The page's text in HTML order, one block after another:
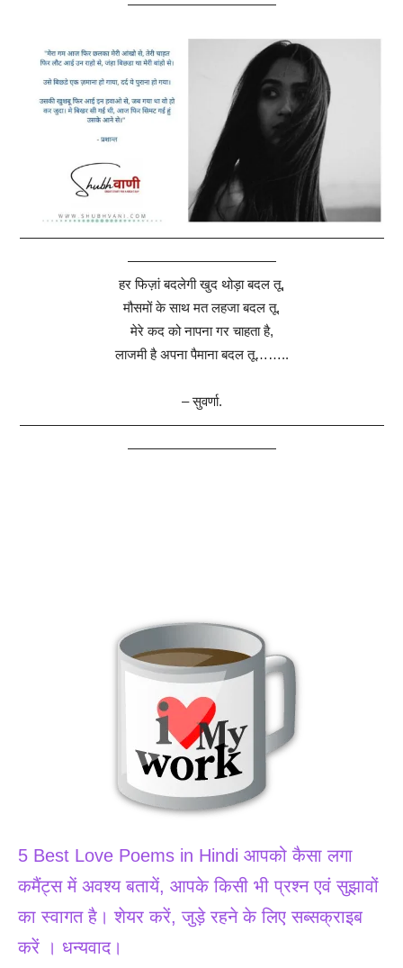
———————————
———————————————————————————
———————————
हर फिज़ां बदलेगी खुद थोड़ा बदल तू,
मौसमों के साथ मत लहजा बदल तू.
मेरे कद को नापना गर चाहता है,
लाजमी है अपना पैमाना बदल तू……..
– सुवर्णा.
———————————————————————————
———————————
5 Best Love Poems in Hindi आपको कैसा लगा
कमैंट्स में अवश्य बतायें, आपके किसी भी प्रश्न एवं सुझावों
का स्वागत है। शेयर करें, जुड़े रहने के लिए सब्सक्राइब
करें । धन्यवाद।